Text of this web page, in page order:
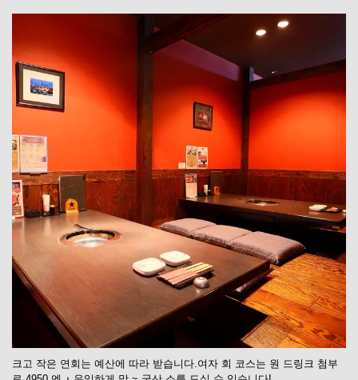
크고 작은 연회는 예산에 따라 받습니다.여자 회 코스는 원 드링크 첨부